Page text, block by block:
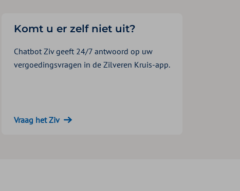
Komt u er zelf niet uit?
Chatbot Ziv geeft 24/7 antwoord op uw
vergoedingsvragen in de Zilveren Kruis-app.
Vraag het Ziv